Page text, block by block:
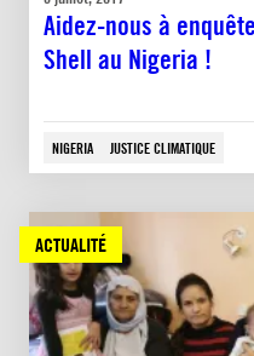
Aidez-nous à
Shell au Nigeria !
NIGERIA JUSTICE CLIMATIQUE
ACTUALITÉ